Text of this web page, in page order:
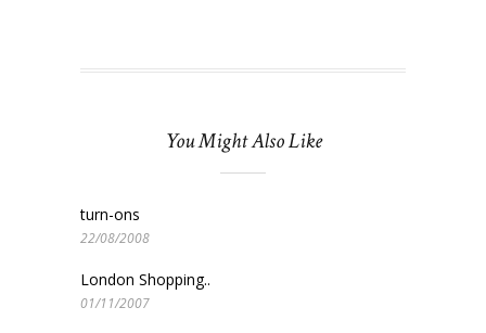
You Might Also Like
turn-ons
22/08/2008
London Shopping..
01/11/2007